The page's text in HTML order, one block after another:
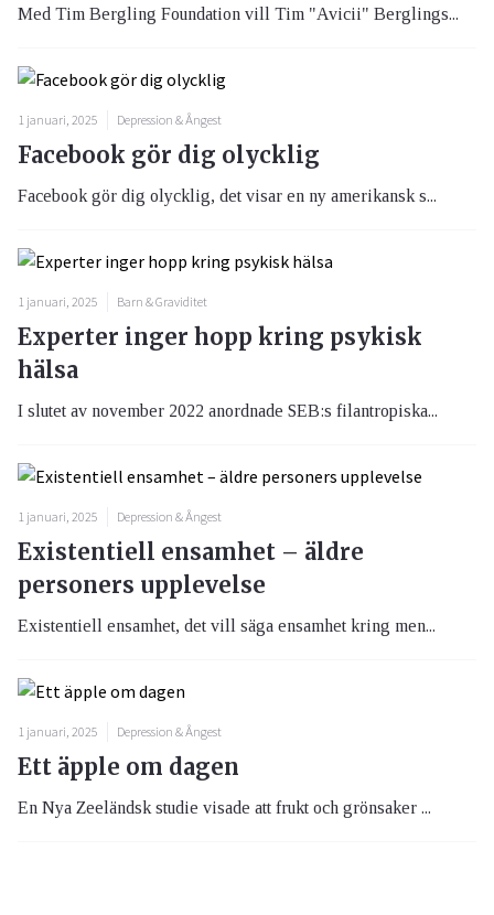
Med Tim Bergling Foundation vill Tim "Avicii" Berglings...
1 januari, 2025 Depression & Ångest
Facebook gör dig olycklig
Facebook gör dig olycklig, det visar en ny amerikansk s...
1 januari, 2025 Barn & Graviditet
Experter inger hopp kring psykisk
hälsa
I slutet av november 2022 anordnade SEB:s filantropiska...
1 januari, 2025 Depression & Ångest
Existentiell ensamhet – äldre
personers upplevelse
Existentiell ensamhet, det vill säga ensamhet kring men...
1 januari, 2025 Depression & Ångest
Ett äpple om dagen
En Nya Zeeländsk studie visade att frukt och grönsaker ...